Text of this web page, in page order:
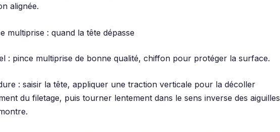
alignée.
multiprise : quand la tête dépasse
: pince multiprise de bonne qualité, chiffon pour protéger la surface.
: saisir la tête, appliquer une traction verticale pour la décoller
du filetage, puis tourner lentement dans le sens inverse des aiguilles